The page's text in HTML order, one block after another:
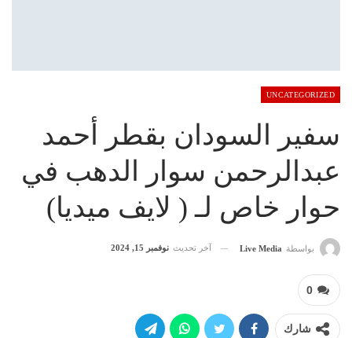
UNCATEGORIZED
سفير السودان بقطر أحمد
عبدالرحمن سوار الدهب في
حوار خاص لـ ( لايف ميديا)
بواسطة Live Media آخر تحديث نوفمبر 15, 2024
0
شارك